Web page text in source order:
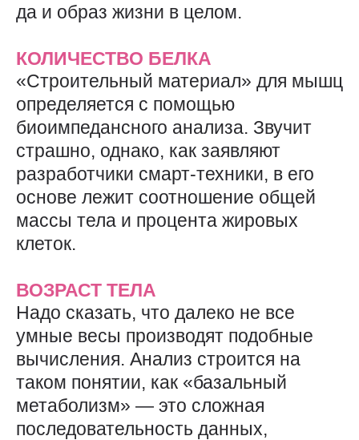
да и образ жизни в целом.
КОЛИЧЕСТВО БЕЛКА
«Строительный материал» для мышц
определяется с помощью
биоимпедансного анализа. Звучит
страшно, однако, как заявляют
разработчики смарт-техники, в его
основе лежит соотношение общей
массы тела и процента жировых
клеток.
ВОЗРАСТ ТЕЛА
Надо сказать, что далеко не все
умные весы производят подобные
вычисления. Анализ строится на
таком понятии, как «базальный
метаболизм» — это сложная
последовательность данных,